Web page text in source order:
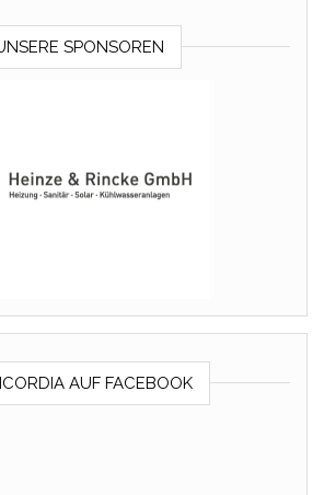
SPONSOREN
AUF FACEBOOK